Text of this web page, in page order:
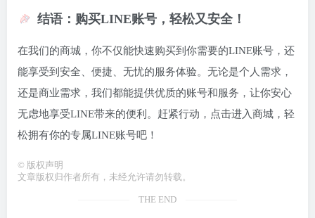
结语：购买LINE账号，轻松又安全！
在我们的商城，你不仅能快速购买到你需要的LINE账号，还
能享受到安全、便捷、无忧的服务体验。无论是个人需求，
还是商业需求，我们都能提供优质的账号和服务，让你安心
无虑地享受LINE带来的便利。赶紧行动，点击进入商城，轻
松拥有你的专属LINE账号吧！
© 版权声明
文章版权归作者所有，未经允许请勿转载。
THE END